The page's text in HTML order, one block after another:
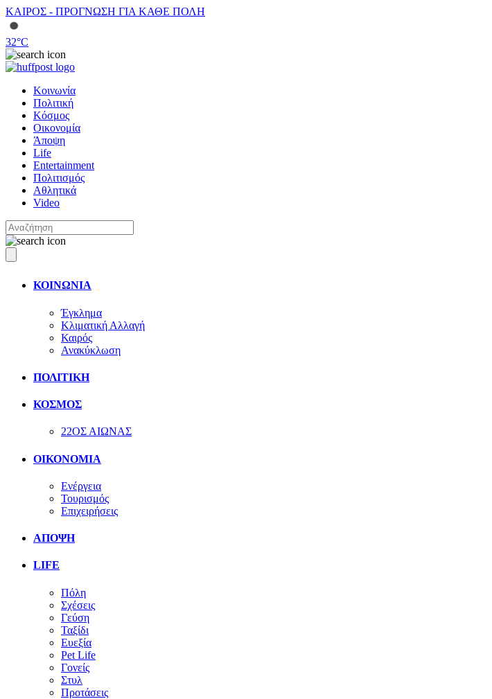
ΚΑΙΡΟΣ - ΠΡΟΓΝΩΣΗ ΓΙΑ ΚΑΘΕ ΠΟΛΗ
32°C
Κοινωνία
Πολιτική
Κόσμος
Οικονομία
Άποψη
Life
Entertainment
Πολιτισμός
Αθλητικά
Video
ΚΟΙΝΩΝΙΑ
Έγκλημα
Κλιματική Αλλαγή
Καιρός
Ανακύκλωση
ΠΟΛΙΤΙΚΗ
ΚΟΣΜΟΣ
22ΟΣ ΑΙΩΝΑΣ
ΟΙΚΟΝΟΜΙΑ
Ενέργεια
Τουρισμός
Επιχειρήσεις
ΑΠΟΨΗ
LIFE
Πόλη
Σχέσεις
Γεύση
Ταξίδι
Ευεξία
Pet Life
Γονείς
Στυλ
Προτάσεις